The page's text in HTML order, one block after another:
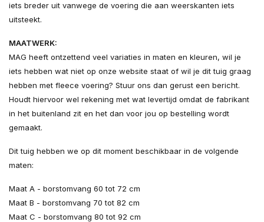
iets breder uit vanwege de voering die aan weerskanten iets
uitsteekt.
MAATWERK:
MAG heeft ontzettend veel variaties in maten en kleuren, wil je
iets hebben wat niet op onze website staat of wil je dit tuig graag
hebben met fleece voering? Stuur ons dan gerust een bericht.
Houdt hiervoor wel rekening met wat levertijd omdat de fabrikant
in het buitenland zit en het dan voor jou op bestelling wordt
gemaakt.
Dit tuig hebben we op dit moment beschikbaar in de volgende
maten:
Maat A - borstomvang 60 tot 72 cm
Maat B - borstomvang 70 tot 82 cm
Maat C - borstomvang 80 tot 92 cm